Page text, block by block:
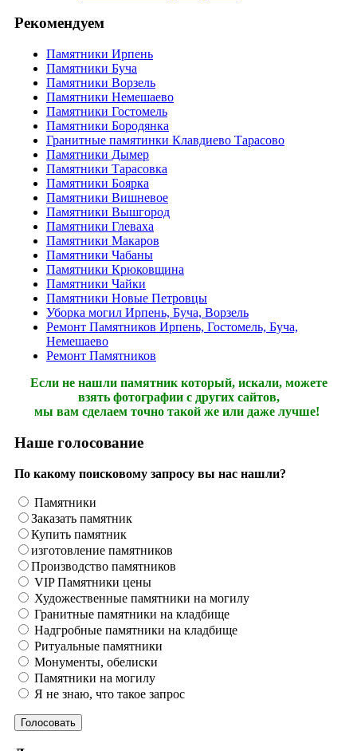
Рекомендуем
Памятники Ирпень
Памятники Буча
Памятники Ворзель
Памятники Немешаево
Памятники Гостомель
Памятники Бородянка
Гранитные памятинки Клавдиево Тарасово
Памятники Дымер
Памятники Тарасовка
Памятники Боярка
Памятники Вишневое
Памятники Вышгород
Памятники Глеваха
Памятники Макаров
Памятники Чабаны
Памятники Крюковщина
Памятники Чайки
Памятники Новые Петровцы
Уборка могил Ирпень, Буча, Ворзель
Ремонт Памятников Ирпень, Гостомель, Буча,
Немешаево
Ремонт Памятников
Если не нашли памятник который, искали, можете
взять фотографии с других сайтов,
мы вам сделаем точно такой же или даже лучше!
Наше голосование
По какому поисковому запросу вы нас нашли?
Памятники
Заказать памятник
Купить памятник
изготовление памятников
Производство памятников
VIP Памятники цены
Художественные памятники на могилу
Гранитные памятники на кладбище
Надгробные памятники на кладбище
Ритуальные памятники
Монументы, обелиски
Памятники на могилу
Я не знаю, что такое запрос